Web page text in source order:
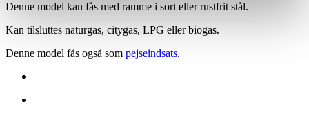
Denne model kan fås med ramme i sort eller rustfrit stål.
Kan tilsluttes naturgas, citygas, LPG eller biogas.
Denne model fås også som pejseindsats.